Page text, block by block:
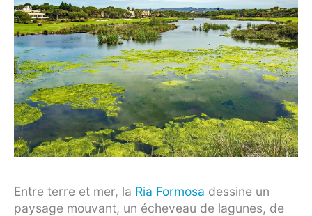
Entre terre et mer, la Ria Formosa dessine un
paysage mouvant, un écheveau de lagunes, de